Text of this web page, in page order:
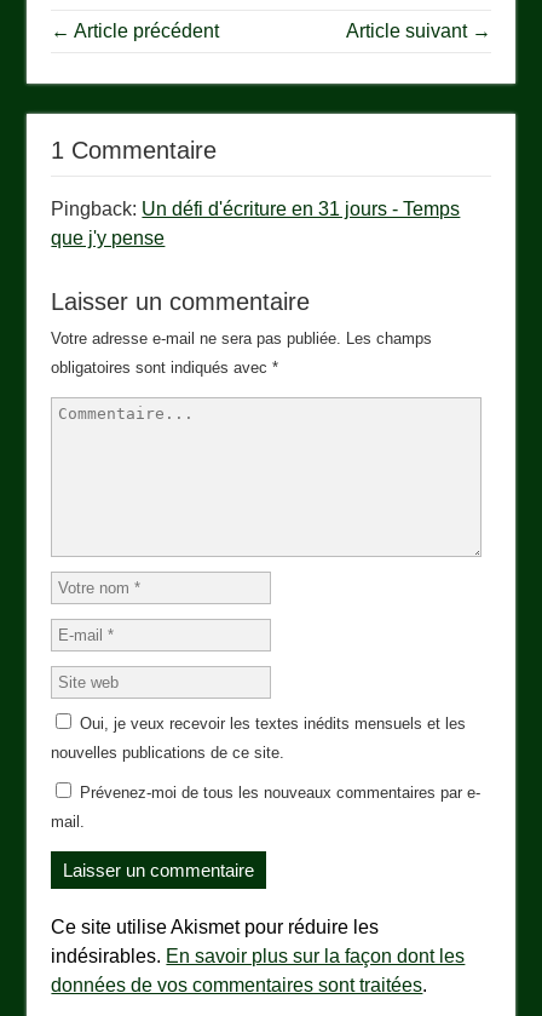
← Article précédent Article suivant →
1 Commentaire
Pingback: Un défi d'écriture en 31 jours - Temps
que j'y pense
Laisser un commentaire
Votre adresse e-mail ne sera pas publiée. Les champs
obligatoires sont indiqués avec*
Oui, je veux recevoir les textes inédits mensuels et les
nouvelles publications de ce site.
Prévenez-moi de tous les nouveaux commentaires par e-
mail.
Ce site utilise Akismet pour réduire les
indésirables. En savoir plus sur la façon dont les
données de vos commentaires sont traitées.